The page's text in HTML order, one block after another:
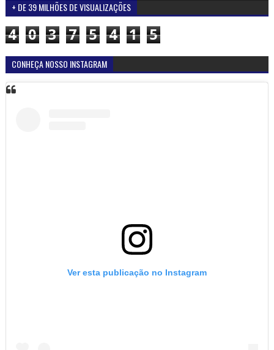
+ DE 39 MILHÕES DE VISUALIZAÇÕES
4 0 3 7 5 4 1 5
CONHEÇA NOSSO INSTAGRAM
Ver esta publicação no Instagram